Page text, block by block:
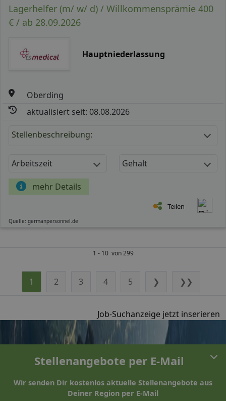
Lagerhelfer (m/ w/ d) / Willkommensprämie 400
€ / ab 28.09.2026
Hauptniederlassung
Oberding
aktualisiert seit: 08.08.2026
Stellenbeschreibung:
Arbeitszeit Gehalt
mehr Details
Teilen
Quelle: germanpersonnel.de
1 - 10 von 299
1 2 3 4 5 ❯ ❯❯
Job-Suchanzeige jetzt inserieren
Stellenangebote per E-Mail
Wir senden Dir kostenlos aktuelle Stellenangebote aus
Deiner Region per E-Mail